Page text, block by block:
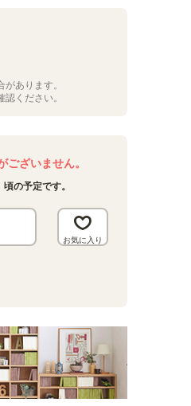
あります。
ください。
ざいません。
頃の予定です。